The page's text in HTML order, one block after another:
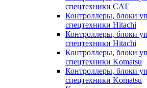
спецтехники CAT
Контроллеры, блоки
спецтехники Hitachi
Контроллеры, блоки
спецтехники Hitachi
Контроллеры, блоки
спецтехники Komatsu
Контроллеры, блоки
спецтехники Komatsu